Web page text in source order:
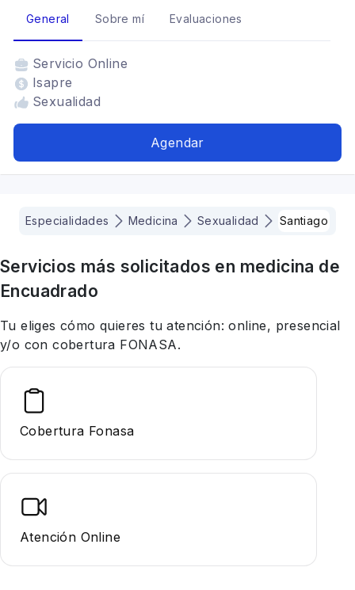
General Sobre mí Evaluaciones
Servicio Online
Isapre
Sexualidad
Agendar
Especialidades Medicina Sexualidad Santiago
Servicios más solicitados en medicina de
Encuadrado
Tu eliges cómo quieres tu atención: online, presencial
y/o con cobertura FONASA.
Cobertura Fonasa
Atención Online